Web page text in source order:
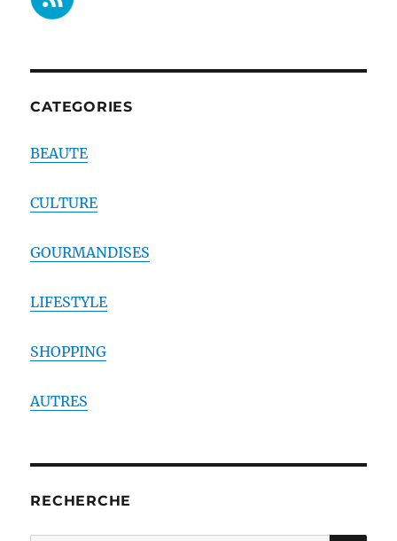
CATEGORIES
BEAUTE
CULTURE
GOURMANDISES
LIFESTYLE
SHOPPING
AUTRES
RECHERCHE